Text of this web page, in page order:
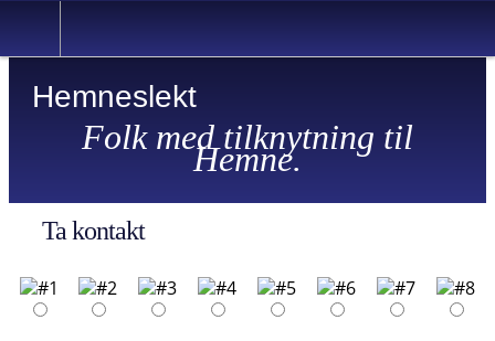
Hemneslekt
Folk med tilknytning til
Hemne.
Ta kontakt